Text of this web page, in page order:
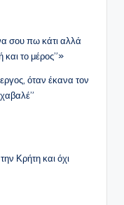
σου πω κάτι αλλά
και το μέρος”»
όταν έκανα τον
Κρήτη και όχι